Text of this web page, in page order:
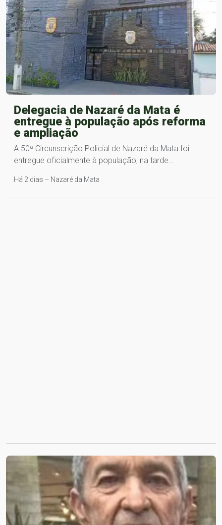
Delegacia de Nazaré da Mata é
entregue à população após reforma
e ampliação
A 50ª Circunscrição Policial de Nazaré da Mata foi
entregue oficialmente à população, na tarde…
Há 2 dias – Nazaré da Mata